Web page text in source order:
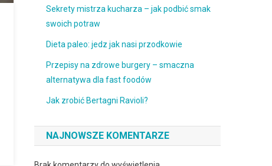
Sekrety mistrza kucharza – jak podbić smak
swoich potraw
Dieta paleo: jedz jak nasi przodkowie
Przepisy na zdrowe burgery – smaczna
alternatywa dla fast foodów
Jak zrobić Bertagni Ravioli?
NAJNOWSZE KOMENTARZE